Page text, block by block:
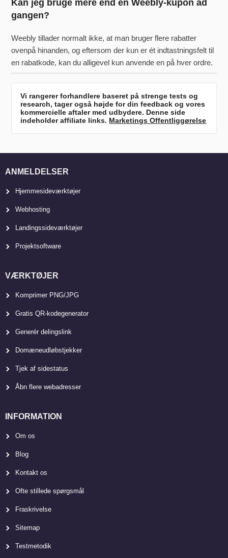
Kan jeg bruge mere end en Weebly-kupon ad
gangen?
Weebly tillader normalt ikke, at man bruger flere rabatter
ovenpå hinanden, og eftersom der kun er ét indtastningsfelt til
en rabatkode, kan du alligevel kun anvende en på hver ordre.
Vi rangerer forhandlere baseret på strenge tests og
research, tager også højde for din feedback og vores
kommercielle aftaler med udbydere. Denne side
indeholder affiliate links. Marketings Offentliggørelse
ANMELDELSER
Hjemmesideværktøjer
Webhosting
Landingssideværktøjer
Projektsoftware
VÆRKTØJER
Komprimer PNG/JPG
Gratis QR-kodegenerator
Generér delingslink
Domæneudløbstjekker
Tjek af sidestatus
Åbn flere webadresser
INFORMATION
Om os
Blog
Kontakt os
Ofte stillede spørgsmål
Fraskrivelse
Sitemap
Testmetodik